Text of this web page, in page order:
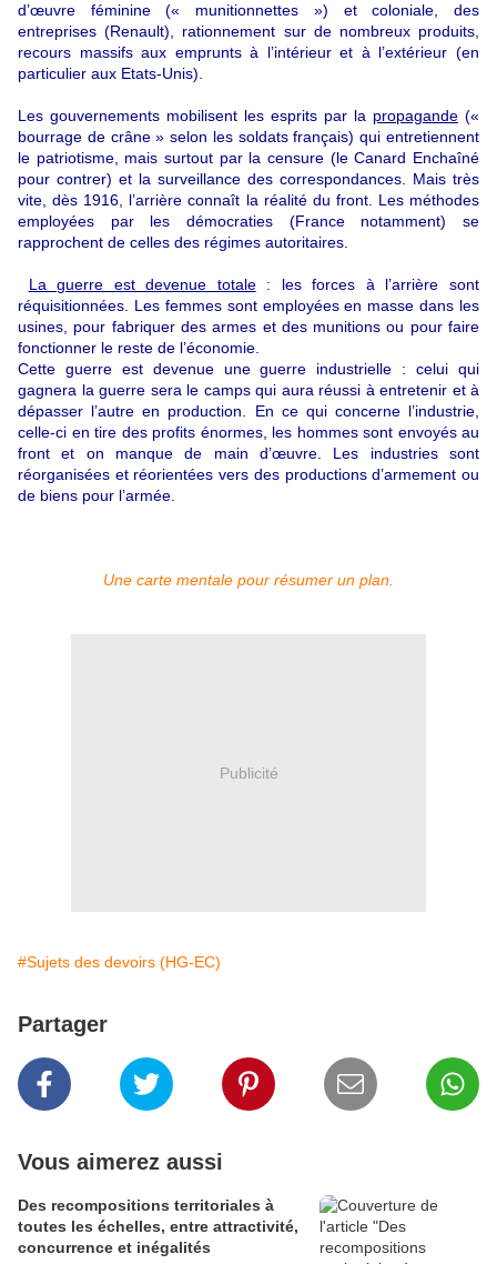
d’œuvre féminine (« munitionnettes ») et coloniale, des
entreprises (Renault), rationnement sur de nombreux produits,
recours massifs aux emprunts à l’intérieur et à l’extérieur (en
particulier aux Etats-Unis).
Les gouvernements mobilisent les esprits par la propagande («
bourrage de crâne » selon les soldats français) qui entretiennent
le patriotisme, mais surtout par la censure (le Canard Enchaîné
pour contrer) et la surveillance des correspondances. Mais très
vite, dès 1916, l’arrière connaît la réalité du front. Les méthodes
employées par les démocraties (France notamment) se
rapprochent de celles des régimes autoritaires.
La guerre est devenue totale: les forces à l’arrière sont
réquisitionnées. Les femmes sont employées en masse dans les
usines, pour fabriquer des armes et des munitions ou pour faire
fonctionner le reste de l’économie.
Cette guerre est devenue une guerre industrielle : celui qui
gagnera la guerre sera le camps qui aura réussi à entretenir et à
dépasser l’autre en production. En ce qui concerne l’industrie,
celle-ci en tire des profits énormes, les hommes sont envoyés au
front et on manque de main d’œuvre. Les industries sont
réorganisées et réorientées vers des productions d’armement ou
de biens pour l’armée.
Une carte mentale pour résumer un plan.
Publicité
#Sujets des devoirs (HG-EC)
Partager
Vous aimerez aussi
Des recompositions territoriales à
toutes les échelles, entre attractivité,
concurrence et inégalités